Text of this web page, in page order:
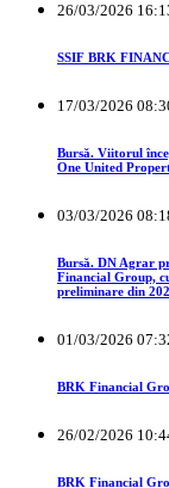
26/03/2026
SSIF BRK
17/03/2026
Bursă. Viitorul
One United
03/03/2026
Bursă. DN Agrar
Financial Group,
preliminare din
01/03/2026
BRK Financial
26/02/2026
BRK Financial